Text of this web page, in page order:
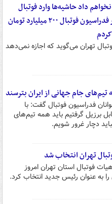
داد حاشیه‌ها وارد فوتبال
تهران شود/ در فدراسیون فوتبال ۲۰۰ میلیارد تومان
تهران می‌گوید که اجازه نمی‌دهد
تیم‌های جام جهانی از ایران بترسند
فدراسیون فوتبال گفت: با
برزیل گرفتیم باید همه تیم‌های
دچار غرور شویم.
تهران انتخاب شد
فوتبال استان تهران امروز
به عنوان رئیس جدید انتخاب کرد.